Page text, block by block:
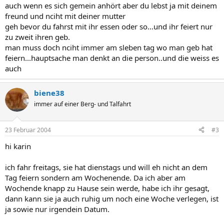
auch wenn es sich gemein anhört aber du lebst ja mit deinem
freund und nciht mit deiner mutter
geh bevor du fahrst mit ihr essen oder so...und ihr feiert nur
zu zweit ihren geb.
man muss doch nciht immer am sleben tag wo man geb hat
feiern...hauptsache man denkt an die person..und die weiss es
auch
biene38
immer auf einer Berg- und Talfahrt
23 Februar 2004 #3
hi karin
ich fahr freitags, sie hat dienstags und will eh nicht an dem
Tag feiern sondern am Wochenende. Da ich aber am
Wochende knapp zu Hause sein werde, habe ich ihr gesagt,
dann kann sie ja auch ruhig um noch eine Woche verlegen, ist
ja sowie nur irgendein Datum.